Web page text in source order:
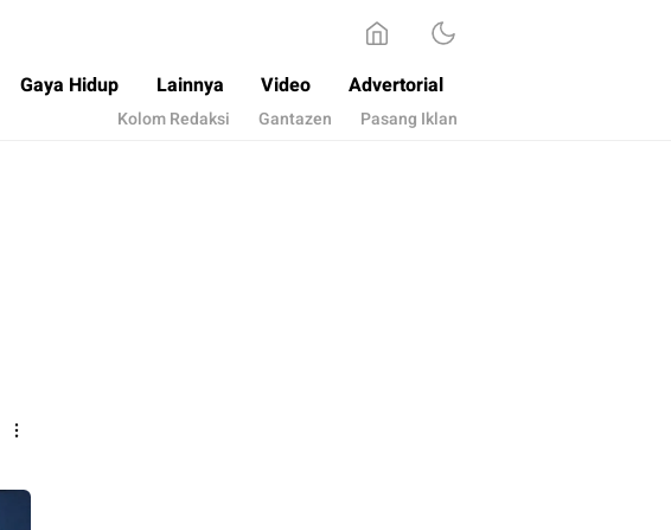
Gaya Hidup Lainnya Video Advertorial
Kolom Redaksi Gantazen Pasang Iklan